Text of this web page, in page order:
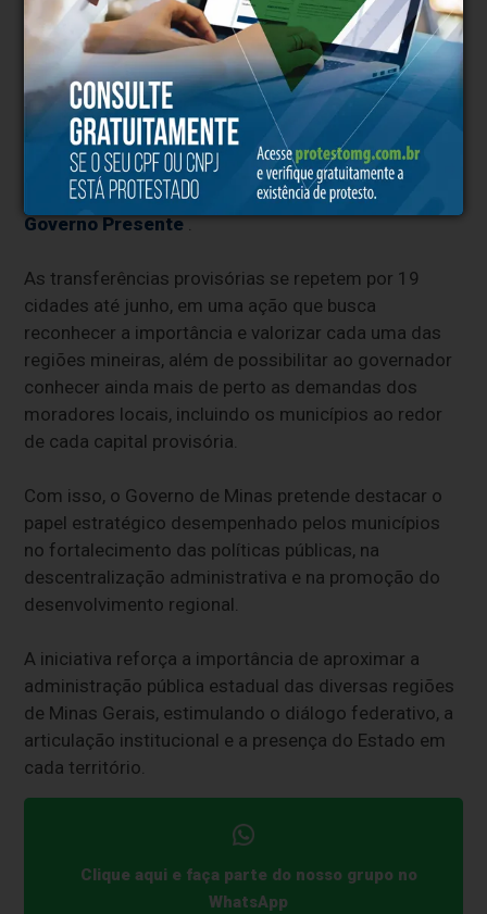
observação (por até 24 horas) para elucidação
diagnóstica ou estabilização clínica.
Governo Presente
A vistoria às obras da UPA em Paracatu está inserida
na programação de transferência da capital para o
município do Noroeste de Minas dentro da iniciativa
Governo Presente
As transferências provisórias se repetem por 19
cidades até junho, em uma ação que busca
reconhecer a importância e valorizar cada uma das
regiões mineiras, além de possibilitar ao governador
conhecer ainda mais de perto as demandas dos
moradores locais, incluindo os municípios ao redor
de cada capital provisória.
Com isso, o Governo de Minas pretende destacar o
papel estratégico desempenhado pelos municípios
no fortalecimento das políticas públicas, na
descentralização administrativa e na promoção do
desenvolvimento regional.
A iniciativa reforça a importância de aproximar a
administração pública estadual das diversas regiões
de Minas Gerais, estimulando o diálogo federativo, a
articulação institucional e a presença do Estado em
cada território.
Clique aqui e faça parte do nosso grupo no
WhatsApp